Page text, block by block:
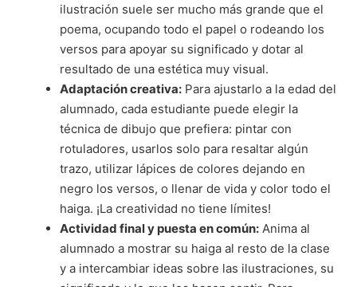
ilustración suele ser mucho más grande que el
poema, ocupando todo el papel o rodeando los
versos para apoyar su significado y dotar al
resultado de una estética muy visual.
Adaptación creativa: Para ajustarlo a la edad del
alumnado, cada estudiante puede elegir la
técnica de dibujo que prefiera: pintar con
rotuladores, usarlos solo para resaltar algún
trazo, utilizar lápices de colores dejando en
negro los versos, o llenar de vida y color todo el
haiga. ¡La creatividad no tiene límites!
Actividad final y puesta en común: Anima al
alumnado a mostrar su haiga al resto de la clase
y a intercambiar ideas sobre las ilustraciones, su